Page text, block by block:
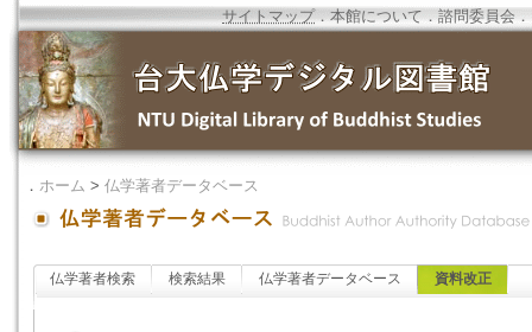
サイトマップ．本館について ．諮問委員会 ．
． ホーム > 仏学著者データベース
仏学著者検索 検索結果 仏学著者データベース 資料改正